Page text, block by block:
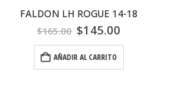
FALDON LH ROGUE 14-18
$165.00 $145.00
AÑADIR AL CARRITO